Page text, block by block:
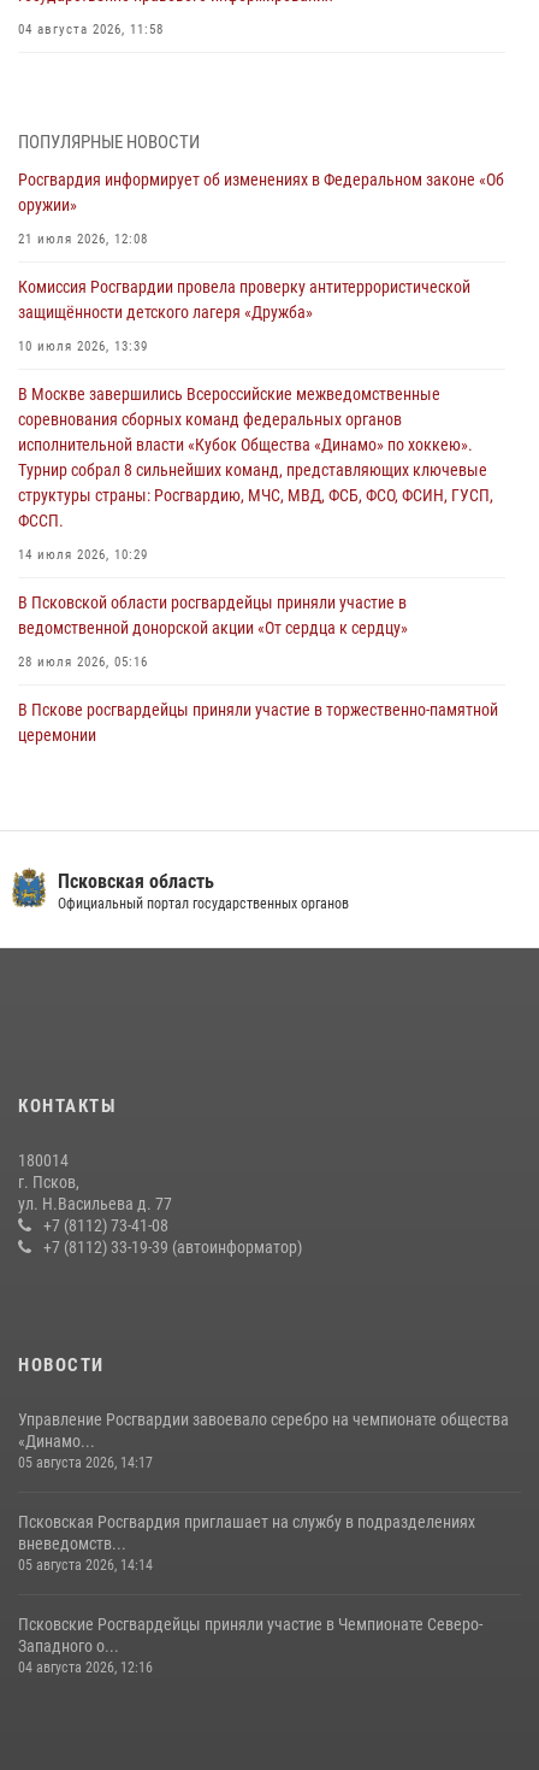
04 августа 2026, 11:58
03 августа 2026, 17:21
21 единицу оружия изъяли Псковские росгвардейцы за неделю
03 августа 2026, 14:10
безопасности во время празднования Дня ВДВ
улицу Труда
31 июля 2026, 13:53
В Санкт-Петербурге прошел окружной этап ежегодного
Всероссийского конкурса профессионального мастерства среди
сотрудников вневедомственной охраны Росгвардии, Псковские
Росгвардейцы одержали победу
ПОПУЛЯРНЫЕ НОВОСТИ
Росгвардия информирует об изменениях в Федеральном законе «Об
оружии»
21 июля 2026, 12:08
Комиссия Росгвардии провела проверку антитеррористической
защищённости детского лагеря «Дружба»
10 июля 2026, 13:39
В Москве завершились Всероссийские межведомственные
соревнования сборных команд федеральных органов
исполнительной власти «Кубок Общества «Динамо» по хоккею».
Турнир собрал 8 сильнейших команд, представляющих ключевые
структуры страны: Росгвардию, МЧС, МВД, ФСБ, ФСО, ФСИН, ГУСП,
ФССП.
14 июля 2026, 10:29
В Псковской области росгвардейцы приняли участие в
ведомственной донорской акции «От сердца к сердцу»
28 июля 2026, 05:16
В Пскове росгвардейцы приняли участие в торжественно-памятной
церемонии
сотрудников вневедомственной охраны Росгвардии, Псковские
Росгвардейцы одержали победу
хищение в магазине в Пскове
Сотрудники вневедомственной охраны Росгвардии за минувшие
сутки пресекли в областном центре серию краж
22 июля 2026, 10:19
23 июля 2026, 13:19
Псковская область
Официальный портал государственных органов
КОНТАКТЫ
180014
г. Псков,
ул. Н.Васильева д. 77
+7 (8112) 73-41-08
+7 (8112) 33-19-39 (автоинформатор)
НОВОСТИ
Управление Росгвардии завоевало серебро на чемпионате общества
«Динамо...
05 августа 2026, 14:17
Псковская Росгвардия приглашает на службу в подразделениях
вневедомств...
05 августа 2026, 14:14
Псковские Росгвардейцы приняли участие в Чемпионате Северо-
Западного о...
04 августа 2026, 12:16